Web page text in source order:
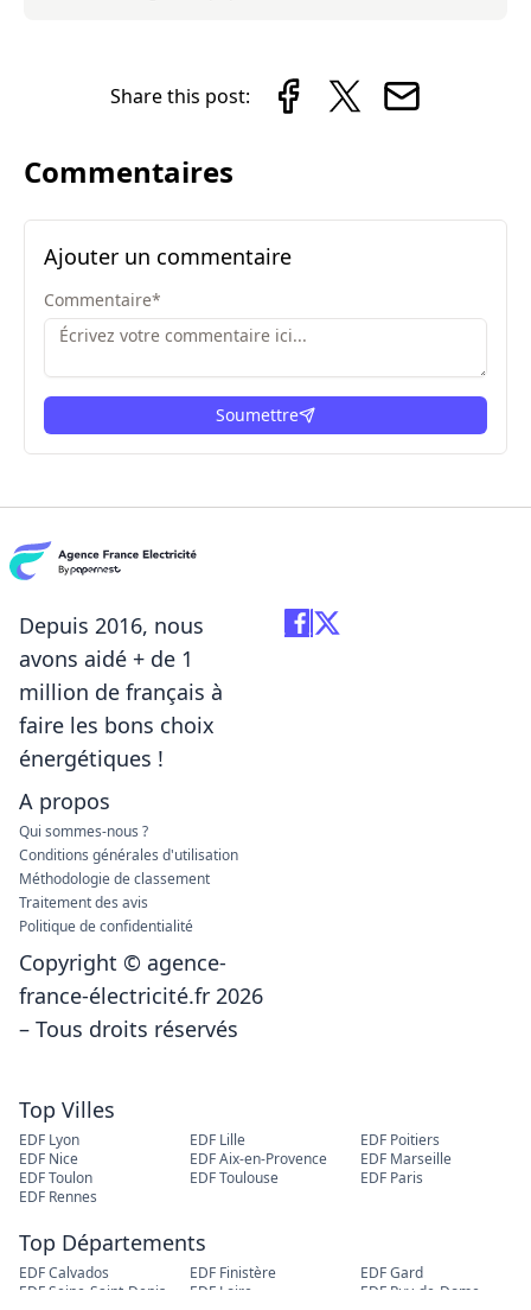
Share this post:
Commentaires
Ajouter un commentaire
Commentaire*
Soumettre
Top Villes
EDF Lyon EDF Lille
EDF Poitiers
EDF Nice
EDF Aix-en-Provence
EDF Marseille
EDF Toulon
EDF Toulouse
EDF Paris
EDF Rennes
Top Départements
EDF Calvados EDF Finistère
EDF Gard
EDF Seine-Saint-Denis
EDF Loire
EDF Puy-de-Dome
Depuis 2016, nous
avons aidé + de 1
million de français à
faire les bons choix
énergétiques !
A propos
Qui sommes-nous ?
Conditions générales d'utilisation
Méthodologie de classement
Traitement des avis
Politique de confidentialité
Copyright © agence-
france-électricité.fr 2026
– Tous droits réservés